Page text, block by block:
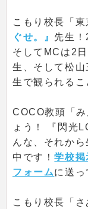
こもり校長「
ぐせ。』 先生！
そしてMCは2
生、そして松山
生で観られるこ
COCO教頭「
ょう！ 『閃光
んな、それか
中です！学校掲
フォームに送っ
こもり校長「